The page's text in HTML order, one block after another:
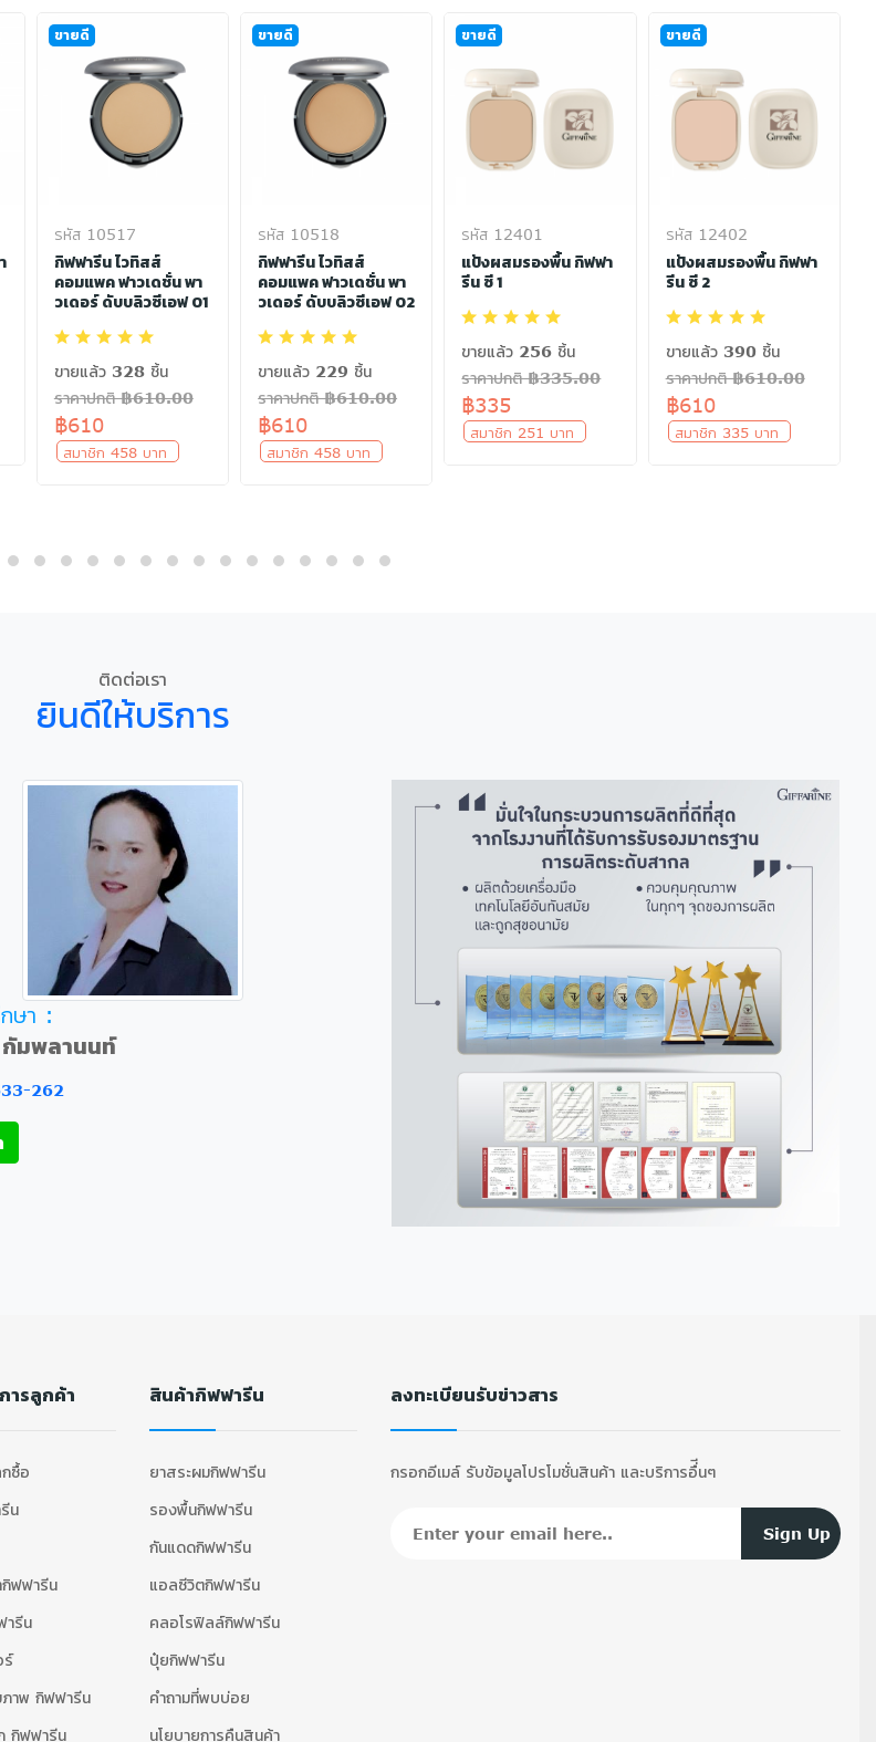
ขายดี
รหัส 10517
กิฟฟารีน ไวทิสส์
คอมแพค ฟาวเดชั่น พา
วเดอร์ ดับบลิวซีเอฟ 01
ขายแล้ว 328 ชิ้น
ราคาปกติ ฿610.00
฿610
สมาชิก 458 บาท
ขายดี
รหัส 10518
กิฟฟารีน ไวทิสส์
คอมแพค ฟาวเดชั่น พา
วเดอร์ ดับบลิวซีเอฟ 02
ขายแล้ว 229 ชิ้น
ราคาปกติ ฿610.00
฿610
สมาชิก 458 บาท
ขายดี
รหัส 12401
แป้งผสมรองพื้น กิฟฟา
รีน ซี 1
ขายแล้ว 256 ชิ้น
ราคาปกติ ฿335.00
฿335
สมาชิก 251 บาท
ขายดี
รหัส 12402
แป้งผสมรองพื้น กิฟฟา
รีน ซี 2
ขายแล้ว 390 ชิ้น
ราคาปกติ ฿610.00
฿610
สมาชิก 335 บาท
ติดต่อเรา
ยินดีให้บริการ
ษา :
มพลานนท์
262
ารลูกค้า
ซื้อ
น
กิฟฟารีน
ารีน
ร์
ภาพ กิฟฟารีน
กิฟฟารีน
สินค้ากิฟฟารีน
ยาสระผมกิฟฟารีน
รองพื้นกิฟฟารีน
กันแดดกิฟฟารีน
แอลซีวิตกิฟฟารีน
คลอโรฟิลล์กิฟฟารีน
ปุ๋ยกิฟฟารีน
คำถามที่พบบ่อย
นโยบายการคืนสินค้า
ลงทะเบียนรับข่าวสาร
กรอกอีเมล์ รับข้อมูลโปรโมชั่นสินค้า และบริการอื่ีนๆ